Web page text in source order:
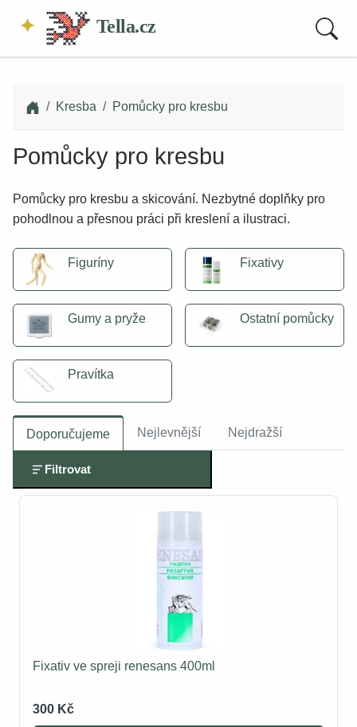
Tella.cz
Kresba Pomůcky pro kresbu
Pomůcky pro kresbu
Pomůcky pro kresbu a skicování. Nezbytné doplňky pro
pohodlnou a přesnou práci při kreslení a ilustraci.
Figuríny Fixativy
Gumy a pryže Ostatní pomůcky
Pravítka
Doporučujeme Nejlevnější Nejdražší
Filtrovat
Fixativ ve spreji renesans 400ml
300 Kč